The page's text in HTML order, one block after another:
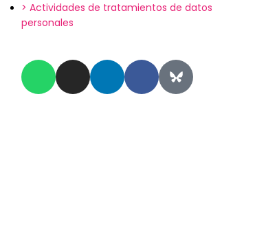
> Actividades de tratamientos de datos
personales